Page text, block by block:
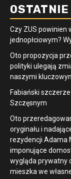
Czy ZUS powinien
jednopłciowym?
Oto propozycja
polityki ulegają
naszymi
Fabiański
Szczęsnym
Oto
oryginału i
rezydencji Adama
imponujące
wygląda prywatny
mieszka we